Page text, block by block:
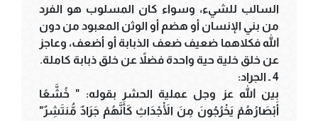
السالب للشيء، وسواء كان المسلوب هو الفرد
من بني الإنسان أو هضم أو الوثن المعبود من دون
الله فكلاهما ضعيف ضعف الذبابة أو أضعف، وعاجز
عن خلق خلية حية واحدة فضلاً عن خلق ذبابة كاملة.
4 ـ الجراد:
بين الله عز وجل عملية الحشر بقوله: " خُشَّعًا
أَبْصَارُهُمْ يَخْرُجُونَ مِنَ الْأَجْدَاثِ كَأَنَّهُمْ جَرَادٌ مُّنتَشِرٌ"